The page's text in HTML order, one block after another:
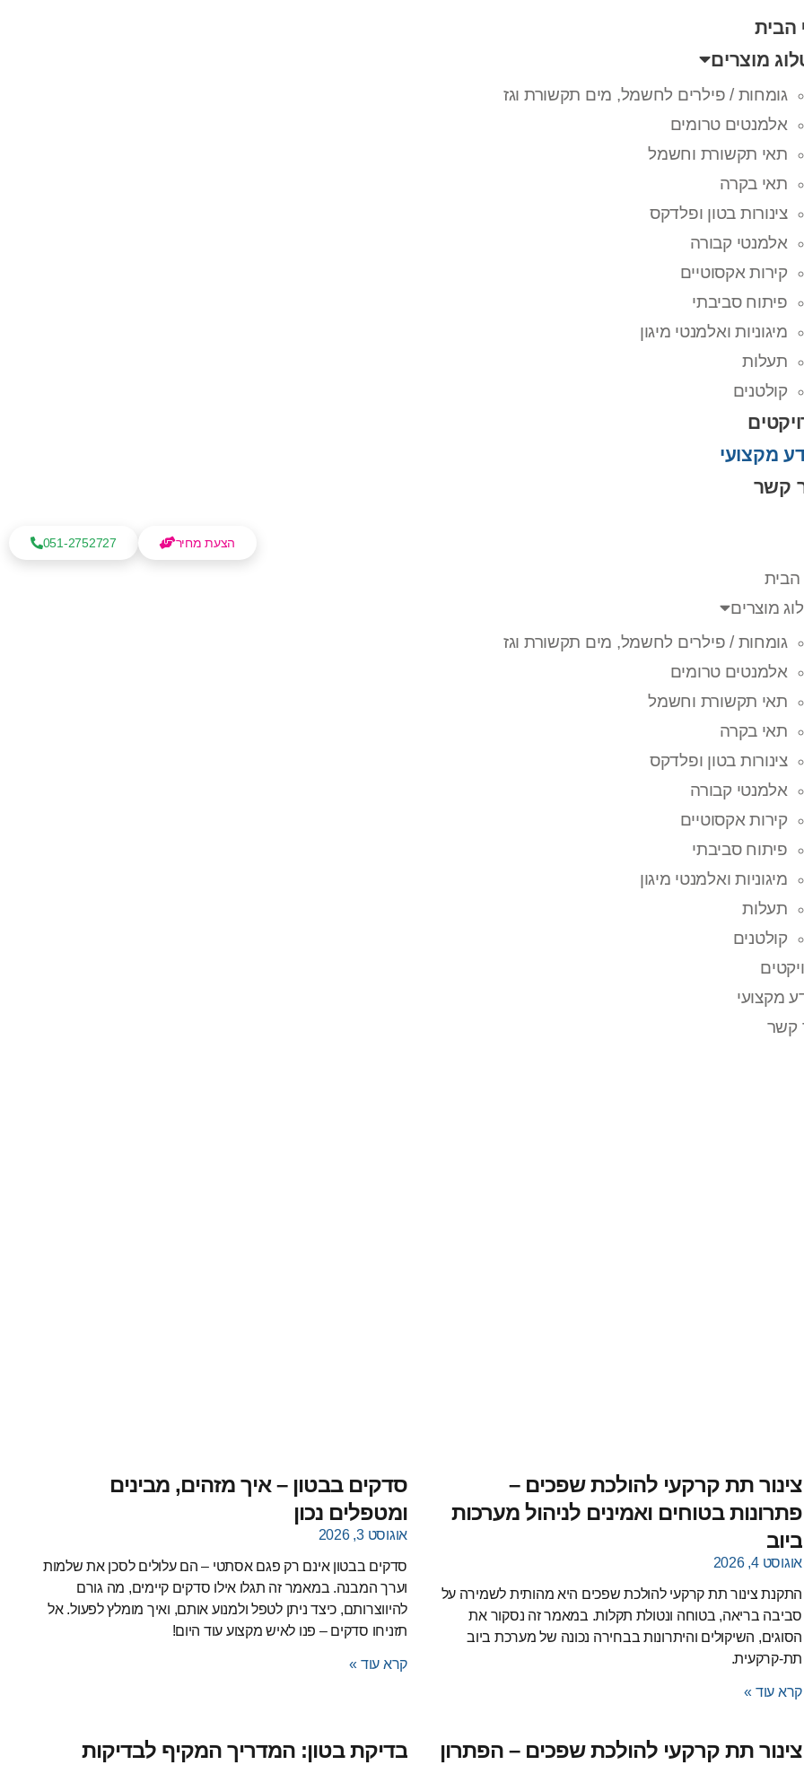
הבית
מוצרים
גומחות / פילרים לחשמל, מים תקשורת וגז
אלמנטים טרומים
תאי תקשורת וחשמל
תאי בקרה
צינורות בטון ופלדקס
אלמנטי קבורה
קירות אקסוטיים
פיתוח סביבתי
מיגוניות ואלמנטי מיגון
תעלות
קולטנים
מקצועי
קשר
הבית
מוצרים
גומחות / פילרים לחשמל, מים תקשורת וגז
אלמנטים טרומים
תאי תקשורת וחשמל
תאי בקרה
צינורות בטון ופלדקס
אלמנטי קבורה
קירות אקסוטיים
פיתוח סביבתי
מיגוניות ואלמנטי מיגון
תעלות
קולטנים
מקצועי
קשר
051-2752727 הצעת מחיר
צינור תת קרקעי להולכת שפכים –
פתרונות בטוחים ואמינים לניהול מערכות
ביוב
אוגוסט 4, 2026
התקנת צינור תת קרקעי להולכת שפכים היא מהותית לשמירה על
סביבה בריאה, בטוחה ונטולת תקלות. במאמר זה נסקור את
הסוגים, השיקולים והיתרונות בבחירה נכונה של מערכת ביוב
תת-קרקעית.
קרא עוד »
סדקים בבטון – איך מזהים, מבינים
ומטפלים נכון
אוגוסט 3, 2026
סדקים בבטון אינם רק פגם אסתטי – הם עלולים לסכן את שלמות
וערך המבנה. במאמר זה תגלו אילו סדקים קיימים, מה גורם
להיווצרותם, כיצד ניתן לטפל ולמנוע אותם, ואיך מומלץ לפעול. אל
תזניחו סדקים – פנו לאיש מקצוע עוד היום!
קרא עוד »
צינור תת קרקעי להולכת שפכים – הפתרון
בדיקת בטון: המדריך המקיף לבדיקות